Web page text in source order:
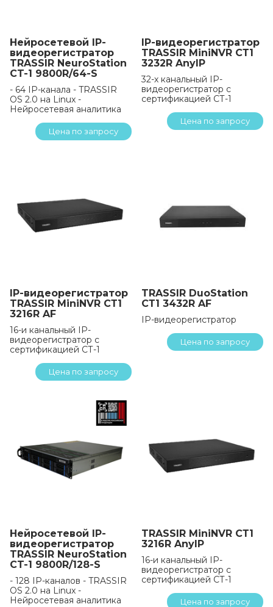
Нейросетевой IP-
видеорегистратор
TRASSIR NeuroStation
CT-1 9800R/64-S
- 64 IP-канала - TRASSIR
OS 2.0 на Linux -
Нейросетевая аналитика
Цена по запросу
IP-видеорегистратор
TRASSIR MiniNVR СТ1
3232R AnyIP
32-х канальный IP-
видеорегистратор с
сертификацией СТ-1
Цена по запросу
IP-видеорегистратор
TRASSIR MiniNVR СТ1
3216R AF
16-и канальный IP-
видеорегистратор с
сертификацией СТ-1
Цена по запросу
TRASSIR DuoStation
СТ1 3432R AF
IP-видеорегистратор
Цена по запросу
Нейросетевой IP-
видеорегистратор
TRASSIR NeuroStation
CT-1 9800R/128-S
- 128 IP-каналов - TRASSIR
OS 2.0 на Linux -
Нейросетевая аналитика
TRASSIR MiniNVR СТ1
3216R AnyIP
16-и канальный IP-
видеорегистратор с
сертификацией СТ-1
Цена по запросу